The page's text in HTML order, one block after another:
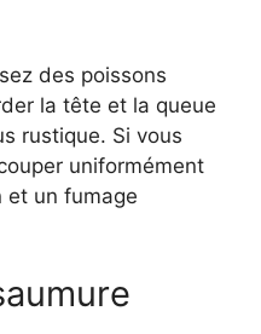
des poissons
la tête et la queue
rustique. Si vous
uniformément
et un fumage